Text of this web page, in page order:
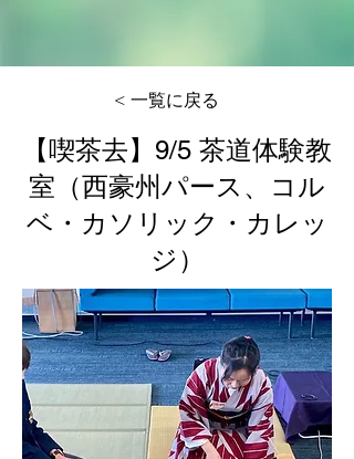
< 一覧に戻る
【喫茶去】9/5 茶道体験教
室（西豪州パース、コル
ベ・カソリック・カレッ
ジ）